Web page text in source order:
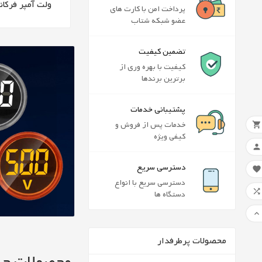
((modalTitle))
((confirmMessage))
پرداخت امن با کارت های
عضو شبکه شتاب
تضمین کیفیت
کیفیت با بهره وری از
برترین برندها
پشتیبانی خدمات
خدمات پس از فروش و
کیفی ویژه
دسترسی سریع
دسترسی سریع با انواع
دستگاه ها
محصولات پرطرفدار
ولت آمپر ترموکوپل و کنترلر




